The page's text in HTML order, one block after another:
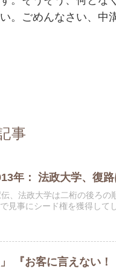
。ごめんなさい、中
事
年： 法政大学、復
、法政大学は二桁の後ろ
見事にシード権を獲得して
」 『お客に言えない